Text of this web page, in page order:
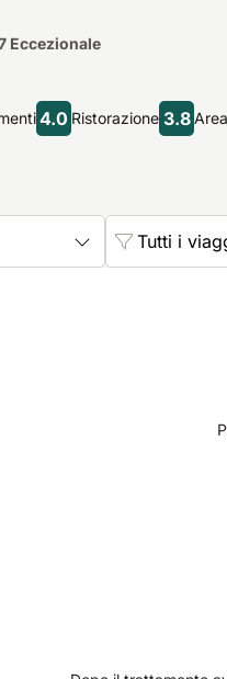
Eccezionale
4.0 Ristorazione 3.8
Tutti i